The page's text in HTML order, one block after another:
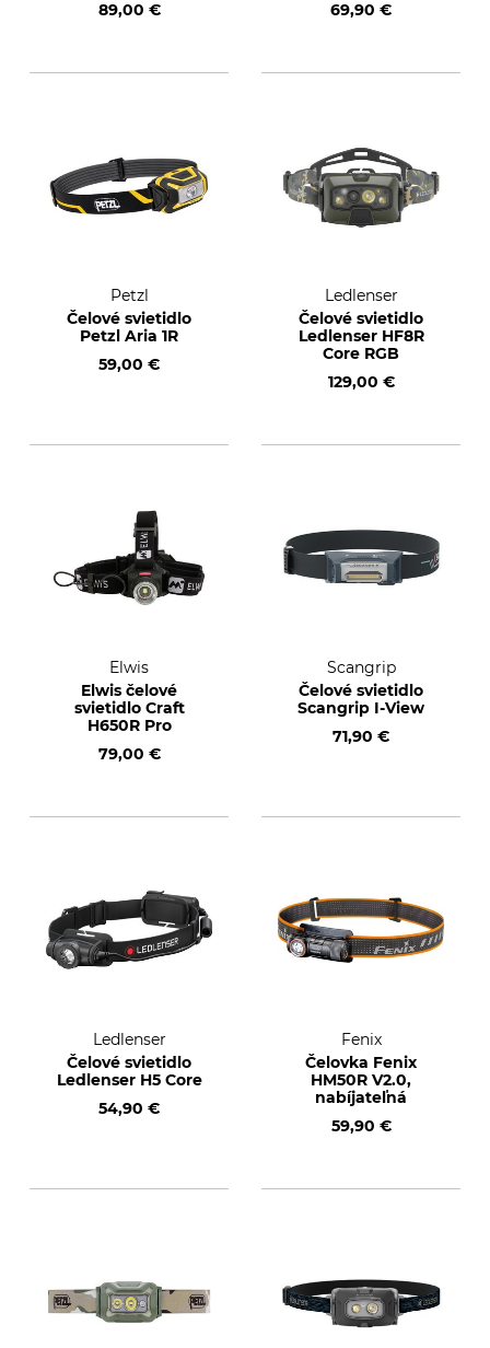
89,00 € 69,90 €
Petzl
Čelové svietidlo
Petzl Aria 1R
59,00 €
Ledlenser
Čelové svietidlo
Ledlenser HF8R
Core RGB
129,00 €
Elwis
Elwis čelové
svietidlo Craft
H650R Pro
79,00 €
Scangrip
Čelové svietidlo
Scangrip I-View
71,90 €
Ledlenser
Čelové svietidlo
Ledlenser H5 Core
54,90 €
Fenix
Čelovka Fenix
HM50R V2.0,
nabíjateľná
59,90 €